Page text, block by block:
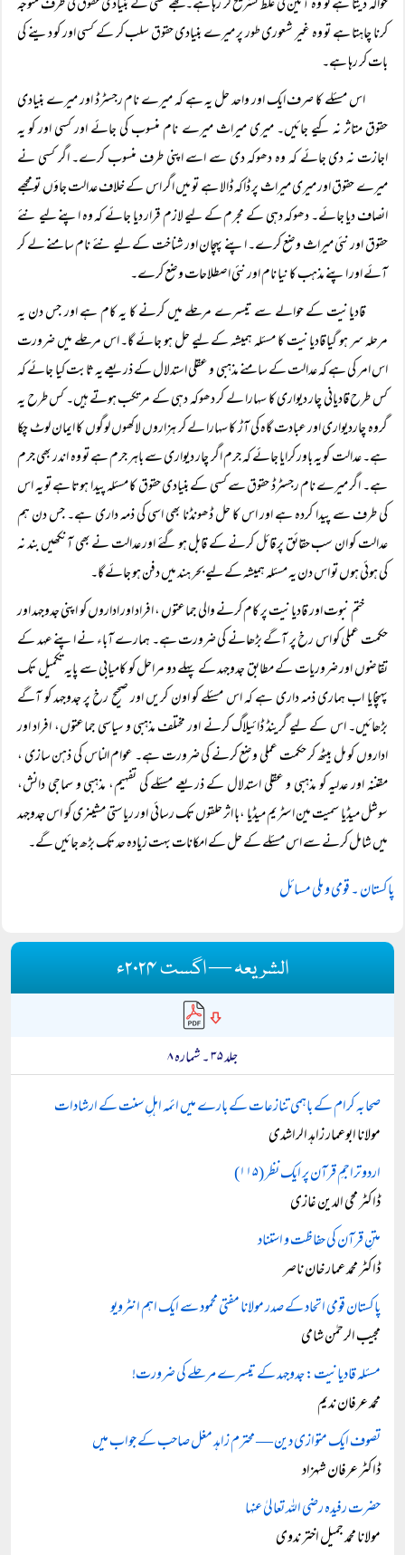
حوالہ دیتا ہے تو وہ آئین کی غلط تشریح کر رہا ہے۔ مجھے کسی کے بنیادی حقوق کی طرف متوجہ
کرنا چاہتا ہے تو وہ غیر شعوری طور پر میرے بنیادی حقوق سلب کر کے کسی اور کو دینے کی
بات کر رہا ہے۔
اس مسئلے کا صرف ایک اور واحد حل یہ ہے کہ میرے نام رجسٹرڈ اور میرے بنیادی
حقوق متاثر نہ کیے جائیں۔ میری میراث میرے نام منسوب کی جائے اور کسی اور کو یہ
اجازت نہ دی جائے کہ وہ دھوکہ دی سے اسے اپنی طرف منسوب کرے۔ اگر کسی نے
میرے حقوق اور میری میراث پر ڈاکہ ڈالا ہے تو میں اگر اس کے خلاف عدالت جاؤں تو مجھے
انصاف دیا جائے۔ دھوکہ دہی کے مجرم کے لیے لازم قرار دیا جائے کہ وہ اپنے لیے نئے
حقوق اور نئی میراث وضع کرے۔ اپنے پہچان اور شناخت کے لیے نئے نام سامنے لے کر
آئے اور اپنے مذہب کا نیا نام اور نئی اصطلاحات وضع کرے۔
قادیانیت کے حوالے سے تیسرے مرحلے میں کرنے کا یہ کام ہے اور جس دن یہ
مرحلہ سر ہو گیا قادیانیت کا مسئلہ ہمیشہ کے لیے حل ہو جائے گا۔ اس مرحلے میں ضرورت
اس امر کی ہے کہ عدالت کے سامنے مذہبی و عقلی استدلال کے ذریعے یہ ثابت کیا جائے کہ
کس طرح قادیانی چار دیواری کا سہارا لے کر دھوکہ دہی کے مرتکب ہوتے ہیں۔ کس طرح یہ
گروہ چاردیواری اور عبادت گاہ کی آڑ کا سہارا لے کر ہزاروں لاکھوں لوگوں کا ایمان لوٹ چکا
ہے۔ عدالت کو یہ باور کرایا جائے کہ جرم اگر چار دیواری سے باہر جرم ہے تو وہ اندر بھی جرم
ہے۔ اگر میرے نام رجسٹرڈ حقوق سے کسی کے بنیادی حقوق کا مسئلہ پیدا ہوتا ہے تو یہ اس
کی طرف سے پیدا کردہ ہے اور اس کا حل ڈھونڈنا بھی اسی کی ذمہ داری ہے۔ جس دن ہم
عدالت کو ان سب حقائق پر قائل کرنے کے قابل ہو گئے اور عدالت نے بھی آنکھیں بند نہ
کی ہوئی ہوں تو اس دن یہ مسئلہ ہمیشہ کے لیے بحر ہند میں دفن ہو جائے گا۔
ختم نبوت اور قادیانیت پر کام کرنے والی جماعتوں ، افراد اور اداروں کو اپنی جدوجہد اور
حکمت عملی کو اس رخ پر آگے بڑھانے کی ضرورت ہے۔ ہمارے آباء نے اپنے عہد کے
تقاضوں اور ضروریات کے مطابق جدوجہد کے پہلے دو مراحل کو کامیابی سے پایہ تکمیل تک
پہنچایا اب ہماری ذمہ داری ہے کہ اس مسئلے کو اون کریں اور صحیح رخ پر جدوجہد کو آگے
بڑھائیں۔ اس کے لیے گرینڈ ڈائیلاگ کرنے اور مختلف مذہبی و سیاسی جماعتوں، افراد اور
اداروں کو مل بیٹھ کر حکمت عملی وضع کرنے کی ضرورت ہے۔ عوام الناس کی ذہن سازی ،
مقننہ اور عدلیہ کو مذہبی و عقلی استدلال کے ذریعے مسئلے کی تفہیم، مذہبی و سماجی دانش،
سوشل میڈیا سمیت مین اسٹریم میڈیا ،با اثر حلقوں تک رسائی اور ریاستی مشینری کو اس جدوجہد
میں شامل کرنے سے اس مسئلے کے حل کے امکانات بہت زیادہ حد تک بڑھ جائیں گے۔
پاکستان ۔ قومی و ملی مسائل
الشریعہ — اگست ۲۰۲۴ء
جلد ۳۵ ۔ شمارہ ۸
صحابہ کرام کے باہمی تنازعات کے بارے میں ائمہ اہلِ سنت کے ارشادات
مولانا ابوعمار زاہد الراشدی
اردو تراجمِ قرآن پر ایک نظر (۱۱۵)
ڈاکٹر محی الدین غازی
متنِ قرآن کی حفاظت و استناد
ڈاکٹر محمد عمار خان ناصر
پاکستان قومی اتحاد کے صدر مولانا مفتی محمود سے ایک اہم انٹرویو
مجیب الرحمٰن شامی
مسئلہ قادیانیت: جدوجہد کے تیسرے مرحلے کی ضرورت!
محمد عرفان ندیم
تصوف ایک متوازی دین — محترم زاہد مغل صاحب کے جواب میں
ڈاکٹر عرفان شہزاد
حضرت رفیدہ رضی اللہ تعالیٰ عنہا
مولانا محمد جمیل اختر ندوی